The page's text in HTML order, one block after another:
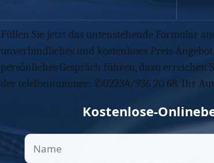
Füllen Sie jetzt das untenstehende Formular
unverbindliches und kostenloses Preis-
persönliches Gespräch führen, dazu erreichen
der telefonnummer: ✆02234/936 20 68. Ihr
Kostenlose-